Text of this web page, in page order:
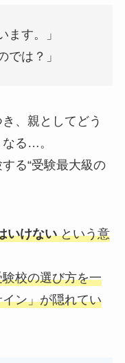
ます。」
では？」
、親としてどう
る…。
る“受験最大級の
いけないという意
校の選び方を一
ン」が隠れてい